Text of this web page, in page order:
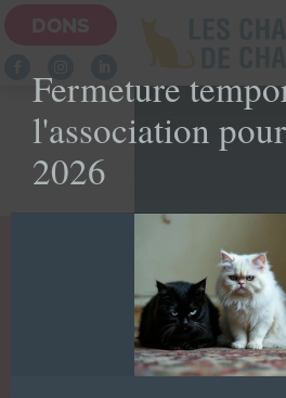
TEST
LA
DES
Inscrivez-vous pour
Fermeture
l'association
2026